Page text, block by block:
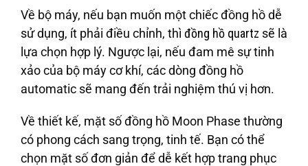
Về bộ máy, nếu bạn muốn một chiếc đồng hồ dễ
sử dụng, ít phải điều chỉnh, thì đồng hồ quartz sẽ là
lựa chọn hợp lý. Ngược lại, nếu đam mê sự tinh
xảo của bộ máy cơ khí, các dòng đồng hồ
automatic sẽ mang đến trải nghiệm thú vị hơn.
Về thiết kế, mặt số đồng hồ Moon Phase thường
có phong cách sang trọng, tinh tế. Bạn có thể
chọn mặt số đơn giản để dễ kết hợp trang phục